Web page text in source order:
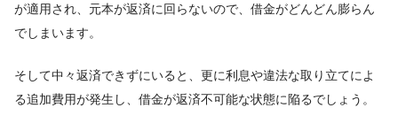
が適用され、元本が返済に回らないので、借金がどんどん膨らん
でしまいます。
そして中々返済できずにいると、更に利息や違法な取り立てによ
る追加費用が発生し、借金が返済不可能な状態に陥るでしょう。